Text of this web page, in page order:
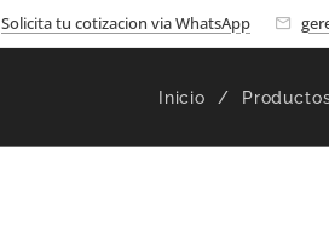
Solicita tu cotizacion via WhatsApp
Inicio